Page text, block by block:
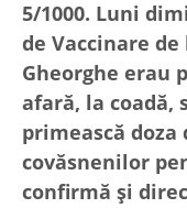
5/1000. Luni
de Vaccinare
Gheorghe erau
afară, la coadă,
primească doza
covăsnenilor
confirmă și